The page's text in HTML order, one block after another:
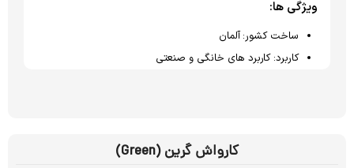
ویژگی ها:
ساخت کشور: آلمان
کاربرد: کاربرد های خانگی و صنعتی
کارواش گرین (Green)